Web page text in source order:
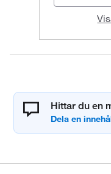
Hittar du en